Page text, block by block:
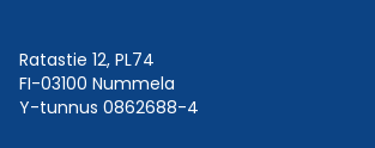
Ratastie 12, PL74
FI-03100 Nummela
Y-tunnus 0862688-4